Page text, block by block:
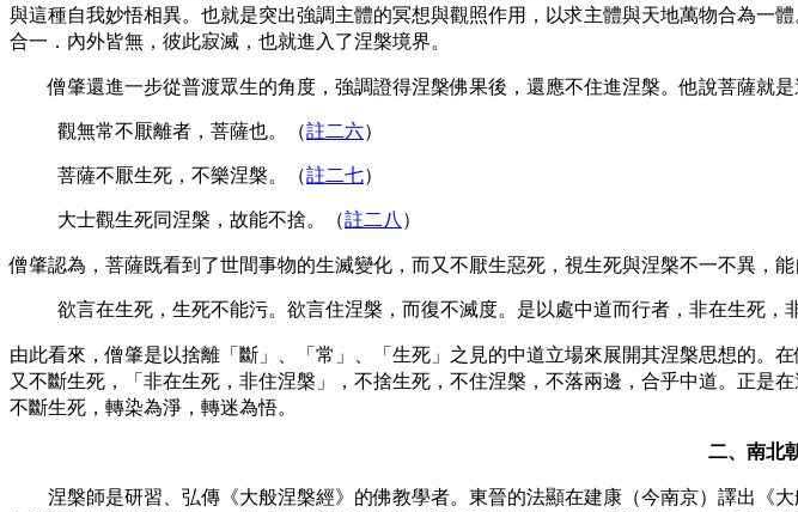
與這種自我妙悟相異。也就是突出強調主體的冥想與觀照作用，以求主體與天地萬物合為一
合一．內外皆無，彼此寂滅，也就進入了涅槃境界。
僧肇還進一步從普渡眾生的角度，強調證得涅槃佛果後，還應不住進涅槃。他說菩薩就是
觀無常不厭離者，菩薩也。（註二六）
菩薩不厭生死，不樂涅槃。（註二七）
大士觀生死同涅槃，故能不捨。（註二八 ）
僧肇認為，菩薩既看到了世間事物的生滅變化，而又不厭生惡死，視生死與涅槃不一不異
欲言在生死，生死不能污。欲言住涅槃，而復不滅度。是以處中道而行者，非在生死，
由此看來，僧肇是以捨離「斷」、「常」、「生死」之見的中道立場來展開其涅槃思想的。
又不斷生死，「非在生死，非住涅槃」，不捨生死，不住涅槃，不落兩邊，合乎中道。正是
不斷生死，轉染為淨，轉迷為悟。
二、南北
涅槃師是研習、弘傳《大般涅槃經》的佛教學者。東晉的法顯在建康（今南京）譯出《大